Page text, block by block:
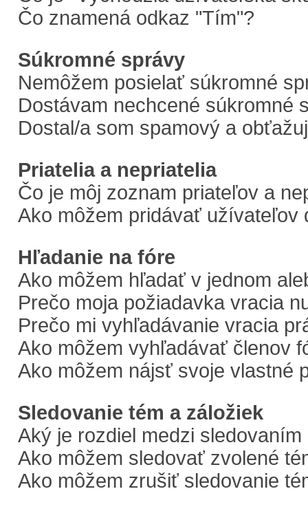
Čo znamená odkaz "Tím"?
Súkromné správy
Nemôžem posielať súkromné
Dostávam nechcené súkromné
Dostal/a som spamový a
Priatelia a nepriatelia
Čo je môj zoznam priateľov a
Ako môžem pridávať užívateľov
Hľadanie na fóre
Ako môžem hľadať v jednom
Prečo moja požiadavka vracia
Prečo mi vyhľadávanie vracia
Ako môžem vyhľadávať členov
Ako môžem nájsť svoje vlastné
Sledovanie tém a záložiek
Aký je rozdiel medzi
Ako môžem sledovať zvolené
Ako môžem zrušiť sledovanie